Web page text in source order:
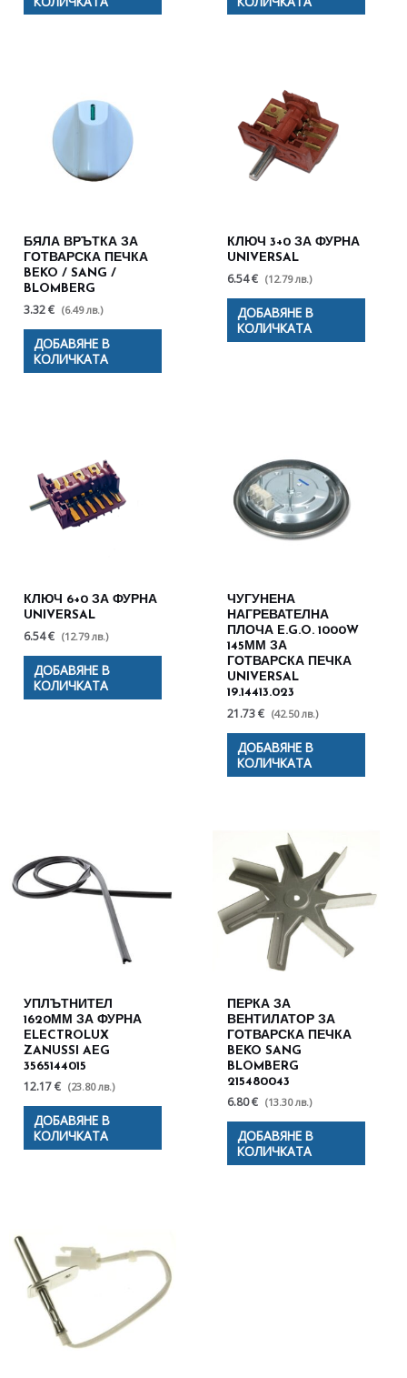
БЯЛА ВРЪТКА ЗА
ГОТВАРСКА ПЕЧКА
BEKO / SANG /
BLOMBERG
3.32 € (6.49 лв.)
ДОБАВЯНЕ В
КОЛИЧКАТА
КЛЮЧ 3+0 ЗА ФУРНА
UNIVERSAL
6.54 € (12.79 лв.)
ДОБАВЯНЕ В
КОЛИЧКАТА
КЛЮЧ 6+0 ЗА ФУРНА
UNIVERSAL
6.54 € (12.79 лв.)
ДОБАВЯНЕ В
КОЛИЧКАТА
ЧУГУНЕНА
НАГРЕВАТЕЛНА
ПЛОЧА E.G.O. 1000W
145ММ ЗА
ГОТВАРСКА ПЕЧКА
UNIVERSAL
19.14413.023
21.73 € (42.50 лв.)
ДОБАВЯНЕ В
КОЛИЧКАТА
УПЛЪТНИТЕЛ
1620ММ ЗА ФУРНА
ELECTROLUX
ZANUSSI AEG
3565144015
12.17 € (23.80 лв.)
ДОБАВЯНЕ В
КОЛИЧКАТА
ПЕРКА ЗА
ВЕНТИЛАТОР ЗА
ГОТВАРСКА ПЕЧКА
BEKO SANG
BLOMBERG
215480043
6.80 € (13.30 лв.)
ДОБАВЯНЕ В
КОЛИЧКАТА